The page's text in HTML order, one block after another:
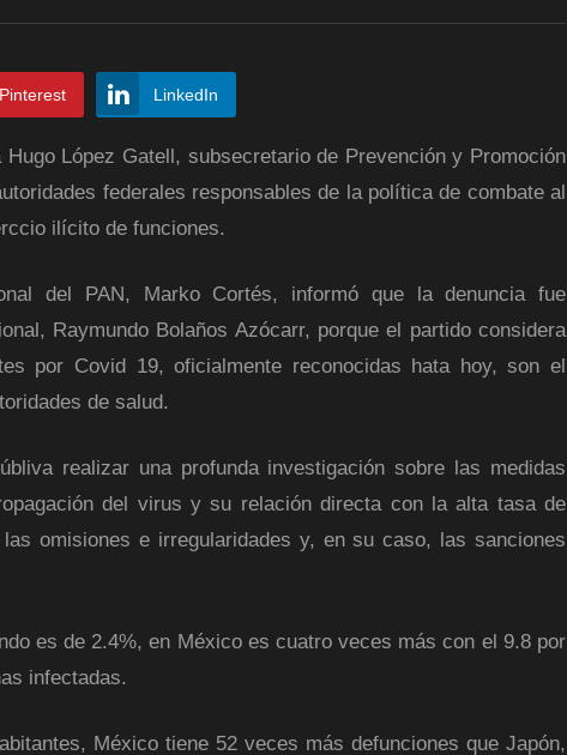
Pinterest LinkedIn
López Gatell, subsecretario de Prevención y Promoción
federales responsables de la política de combate al
ilícito de funciones.
del PAN, Marko Cortés, informó que la denuncia fue
Raymundo Bolaños Azócarr, porque el partido considera
por Covid 19, oficialmente reconocidas hata hoy, son el
de salud.
realizar una profunda investigación sobre las medidas
del virus y su relación directa con la alta tasa de
omisiones e irregularidades y, en su caso, las sanciones
es de 2.4%, en México es cuatro veces más con el 9.8 por
infectadas.
México tiene 52 veces más defunciones que Japón,